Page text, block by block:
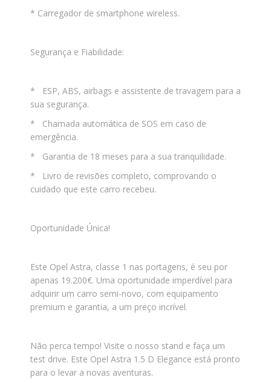
* Carregador de smartphone wireless.
Segurança e Fiabilidade:
* ESP, ABS, airbags e assistente de travagem para a
sua segurança.
* Chamada automática de SOS em caso de
emergência.
* Garantia de 18 meses para a sua tranquilidade.
* Livro de revisões completo, comprovando o
cuidado que este carro recebeu.
Oportunidade Única!
Este Opel Astra, classe 1 nas portagens, é seu por
apenas 19.200€. Uma oportunidade imperdível para
adquirir um carro semi-novo, com equipamento
premium e garantia, a um preço incrível.
Não perca tempo! Visite o nosso stand e faça um
test drive. Este Opel Astra 1.5 D Elegance está pronto
para o levar a novas aventuras.